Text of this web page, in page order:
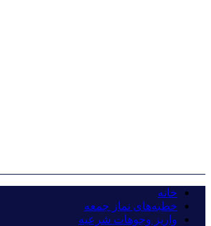
خانه
خطبه‌های نماز جمعه
واریز وجوهات شرعیه